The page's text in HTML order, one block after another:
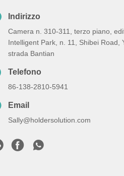
Indirizzo
Camera n. 310-311, terzo piano,
Intelligent Park, n. 11, Shibei Road,
strada Bantian
Telefono
86-138-2810-5941
Email
Sally@holdersolution.com